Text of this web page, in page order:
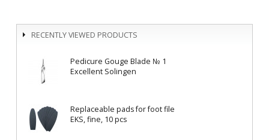
RECENTLY VIEWED PRODUCTS
Pedicure Gouge Blade № 1
Excellent Solingen
Replaceable pads for foot file
EKS, fine, 10 pcs